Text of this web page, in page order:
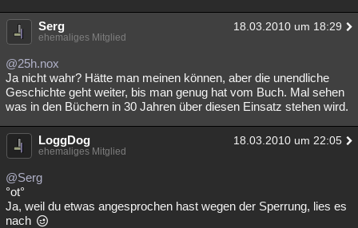
Serg 18.03.2010 um 18:29
ehemaliges Mitglied
@25h.nox
Ja nicht wahr? Hätte man meinen können, aber die unendliche
Geschichte geht weiter, bis man genug hat vom Buch. Mal sehen
was in den Büchern in 30 Jahren über diesen Einsatz stehen wird.
LoggDog 18.03.2010 um 22:05
ehemaliges Mitglied
@Serg
°ot°
Ja, weil du etwas angesprochen hast wegen der Sperrung, lies es
nach